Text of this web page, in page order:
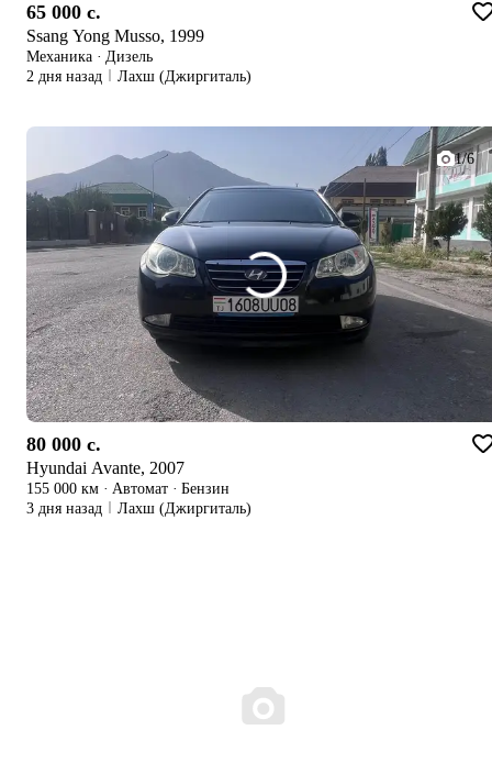
65 000 c.
Ssang Yong Musso, 1999
Механика · Дизель
2 дня назад
Лахш (Джиргиталь)
1/6
80 000 c.
Hyundai Avante, 2007
155 000 км · Автомат · Бензин
3 дня назад
Лахш (Джиргиталь)